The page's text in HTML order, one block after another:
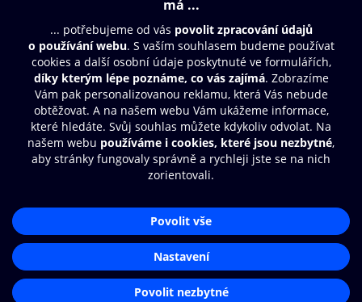
Obsah ke stažení
Moje O2 Knihovna
Další zábava
© O2 Czech Republic a.s.
Přístupnost
Zásady zpracování osobních údajů
Nastavení cookies
Aplikace O2 Knihovna
Čti a poslouchej své e-knihy a
audioknihy rychleji a pohodlněji.